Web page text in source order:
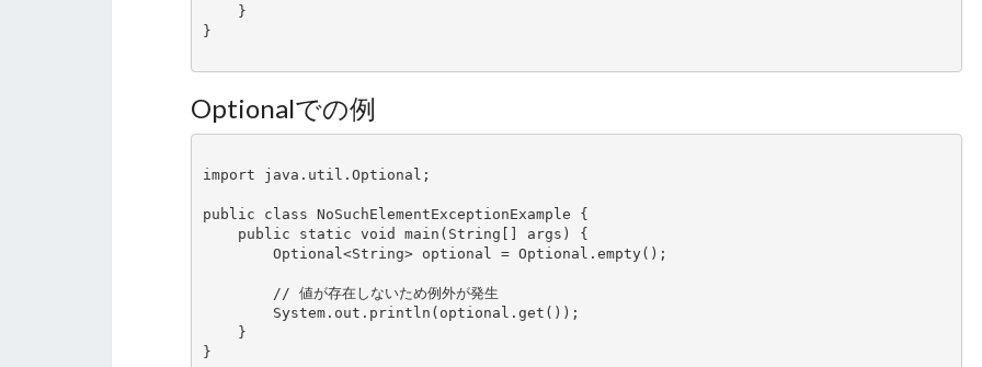
}
Optionalでの例
import java.util.Optional;
public class NoSuchElementExceptionExample {
}